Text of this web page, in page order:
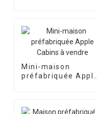
Mini-maison
préfabriquée Apple